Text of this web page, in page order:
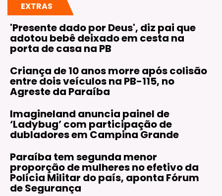
EXTRAS
'Presente dado por Deus', diz pai que
adotou bebê deixado em cesta na
porta de casa na PB
Criança de 10 anos morre após colisão
entre dois veículos na PB-115, no
Agreste da Paraíba
Imagineland anuncia painel de
‘Ladybug’ com participação de
dubladores em Campina Grande
Paraíba tem segunda menor
proporção de mulheres no efetivo da
Polícia Militar do país, aponta Fórum
de Segurança